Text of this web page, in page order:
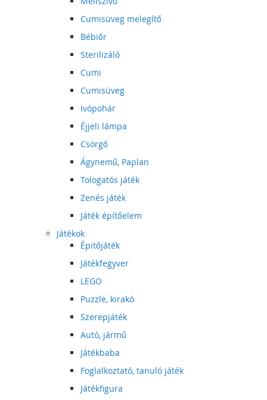
Cumisüveg melegítő
Bébiőr
Sterilizáló
Cumi
Cumisüveg
Ivópohár
Éjjeli lámpa
Csörgő
Ágynemű, Paplan
Tologatós játék
Zenés játék
Játék építőelem
Játékok
Épitőjáték
Játékfegyver
LEGO
Puzzle, kirakó
Szerepjáték
Autó, jármű
Játékbaba
Foglalkoztató, tanuló játék
Játékfigura